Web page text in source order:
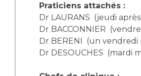
Vos représentants
Dossiers de presse
Médiathèque
Praticiens attachés :
Dr LAURANS (jeudi
Dr BACCONNIER
Dr BERENI (un vendredi
Dr DESOUCHES (mardi